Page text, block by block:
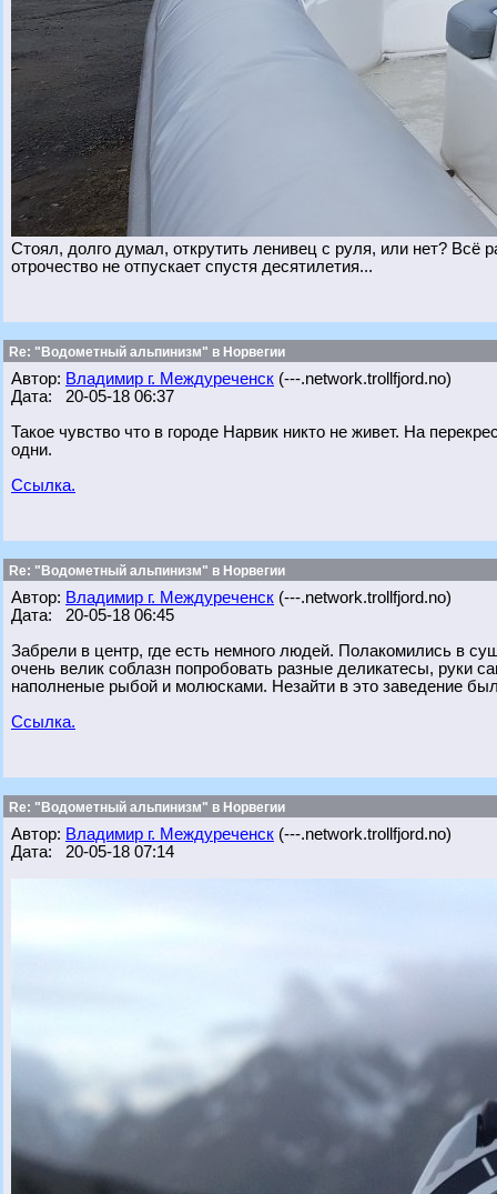
Стоял, долго думал, открутить ленивец с руля, или нет?
отрочество не отпускает спустя десятилетия...
Re: "Водометный альпинизм" в Норвегии
Автор: Владимир г. Междуреченск (---.network.trollfjord.no)
Дата: 20-05-18 06:37
Такое чувство что в городе Нарвик никто не живет. На
одни.
Ссылка.
Re: "Водометный альпинизм" в Норвегии
Автор: Владимир г. Междуреченск (---.network.trollfjord.no)
Дата: 20-05-18 06:45
Забрели в центр, где есть немного людей. Полакомились в
очень велик соблазн попробовать разные деликатесы, руки
наполненые рыбой и молюсками. Незайти в это заведение
Ссылка.
Re: "Водометный альпинизм" в Норвегии
Автор: Владимир г. Междуреченск (---.network.trollfjord.no)
Дата: 20-05-18 07:14